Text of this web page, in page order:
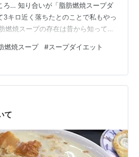
ろ… 知り合いが「脂肪燃焼スープダ
3キロ近く落ちたとのことで私もやっ
燃焼スープの存在は昔から知ってい
にこちらは代用可能！ セロリはほ
というのだ、やるしかない。 お手
の記事。 stylehaus.jp スープ+＠を食
ュー。 ただし、決められたもの以外
効果がなくなってしまうとのこ
燃焼スープ #スープダイエット
て